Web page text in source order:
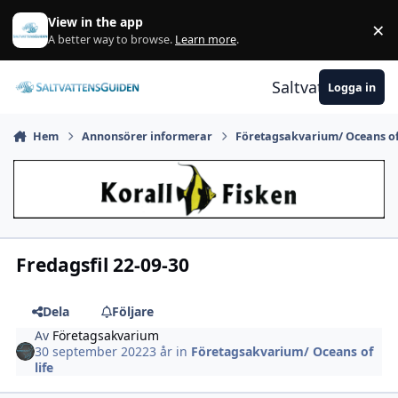
Gå till innehåll
View in the app
A better way to browse. Learn more. ×
Logga in
Hem Annonsörer informerar Företagsakvarium/ Oceans
Fredagsfil 22-09-30
Dela
Följare
Av Företagsakvarium
30 september 20223 år in Företagsakvarium/ Oceans of
life